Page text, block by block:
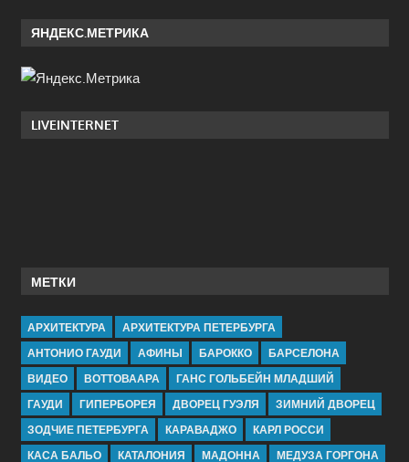
ЯНДЕКС.МЕТРИКА
LIVEINTERNET
МЕТКИ
АРХИТЕКТУРА
АРХИТЕКТУРА ПЕТЕРБУРГА
АНТОНИО ГАУДИ
АФИНЫ БАРОККО
БАРСЕЛОНА
ВИДЕО
ВОТТОВААРА
ГАНС ГОЛЬБЕЙН МЛАДШИЙ
ГАУДИ
ГИПЕРБОРЕЯ ДВОРЕЦ ГУЭЛЯ
ЗИМНИЙ ДВОРЕЦ
ЗОДЧИЕ ПЕТЕРБУРГА
КАРАВАДЖО
КАРЛ РОССИ
КАСА БАЛЬО
КАТАЛОНИЯ МАДОННА МЕДУЗА ГОРГОНА